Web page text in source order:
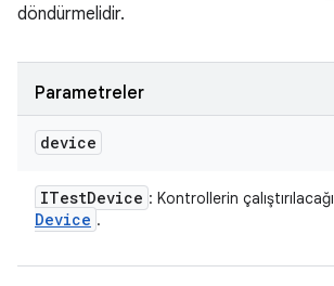
döndürmelidir.
Parametreler
device
ITestDevice : Kontrollerin çalıştırılacağı
Device .